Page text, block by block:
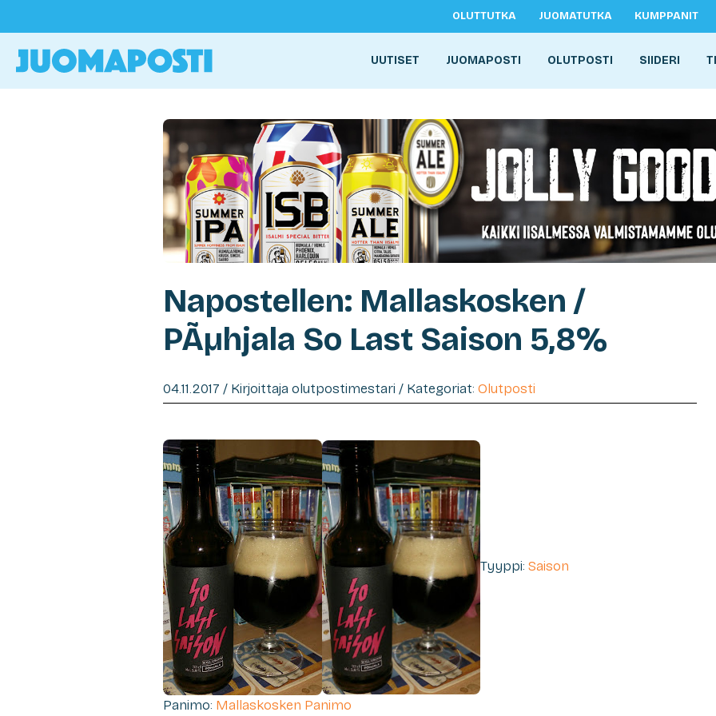
OLUTTUTKA JUOMATUTKA KUMPPANIT
UUTISET JUOMAPOSTI OLUTPOSTI SIIDERI
Napostellen: Mallaskosken /
PÃµhjala So Last Saison 5,8%
04.11.2017 / Kirjoittaja olutpostimestari / Kategoriat: Olutposti
Tyyppi: Saison
Panimo: Mallaskosken Panimo